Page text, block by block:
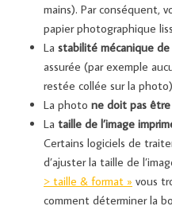
mains). Par conséquent,
papier photographique
La stabilité mécanique de
assurée (par exemple
restée collée sur la
La photo ne doit pas être
La taille de l’image
Certains logiciels de
d’ajuster la taille de
> taille & format » vous
comment déterminer la